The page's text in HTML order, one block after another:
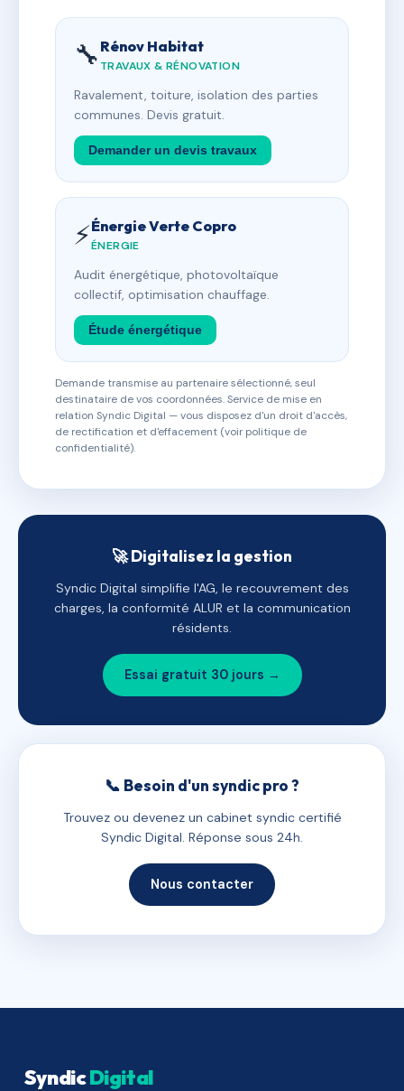
🔧 Rénov Habitat
TRAVAUX & RÉNOVATION
Ravalement, toiture, isolation des parties
communes. Devis gratuit.
Demander un devis travaux
⚡Énergie Verte Copro
ÉNERGIE
Audit énergétique, photovoltaïque
collectif, optimisation chauffage.
Étude énergétique
Demande transmise au partenaire sélectionné, seul
destinataire de vos coordonnées. Service de mise en
relation Syndic Digital — vous disposez d'un droit d'accès,
de rectification et d'effacement (voir politique de
confidentialité).
🚀 Digitalisez la gestion
Syndic Digital simplifie l'AG, le recouvrement des
charges, la conformité ALUR et la communication
résidents.
Essai gratuit 30 jours →
📞 Besoin d'un syndic pro ?
Trouvez ou devenez un cabinet syndic certifié
Syndic Digital. Réponse sous 24h.
Nous contacter
SyndicDigital